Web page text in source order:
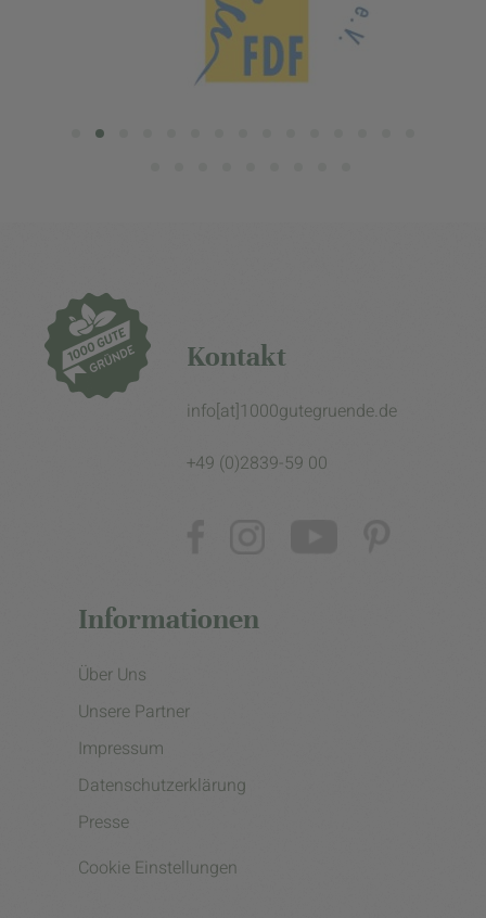
Kontakt
info[at]1000gutegruende.de
+49 (0)2839-59 00
Informationen
Über Uns
Unsere Partner
Impressum
Datenschutzerklärung
Presse
Cookie Einstellungen